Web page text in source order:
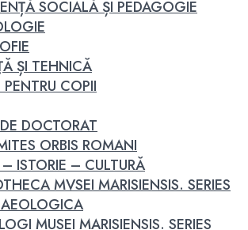
SOCIALĂ ȘI PEDAGOGIE
ȘI TEHNICĂ
PENTRU COPII
DOCTORAT
ORBIS ROMANI
ISTORIE – CULTURĂ
MVSEI MARISIENSIS. SERIES
MUSEI MARISIENSIS. SERIES